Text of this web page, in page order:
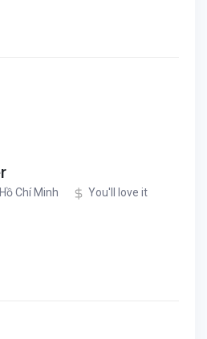
Chí Minh You'll love it